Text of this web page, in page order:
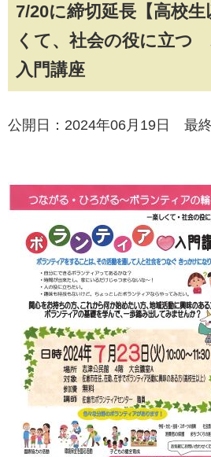
7/20に締切延長【高校生
くて、社会の役に立つ
入門講座
公開日：2024年06月19日 最